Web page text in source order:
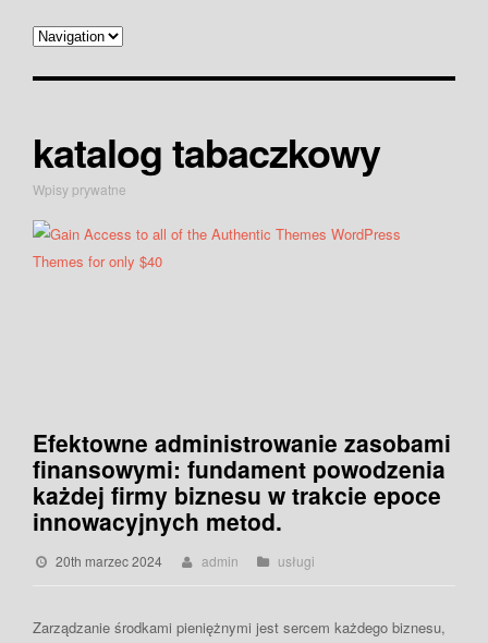
katalog tabaczkowy
Wpisy prywatne
Efektowne administrowanie zasobami
finansowymi: fundament powodzenia
każdej firmy biznesu w trakcie epoce
innowacyjnych metod.
20th marzec 2024 admin usługi
Zarządzanie środkami pieniężnymi jest sercem każdego biznesu,